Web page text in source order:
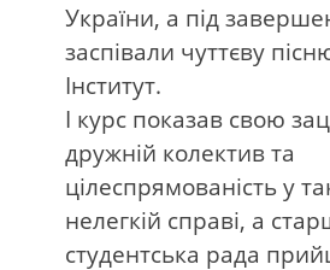
України, а під
заспівали чуттєву
Інститут.
І курс показав свою
дружній колектив та
цілеспрямованість у
нелегкій справі, а
студентська рада